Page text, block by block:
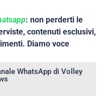
: non perderti le
contenuti esclusivi,
Diamo voce
WhatsApp di Volley